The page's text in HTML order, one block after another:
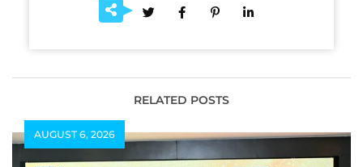
RELATED POSTS
AUGUST 6, 2026